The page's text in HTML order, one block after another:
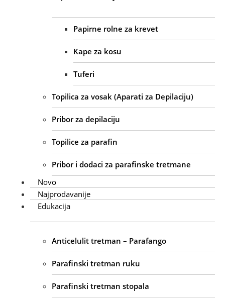
Papirne rolne za krevet
Kape za kosu
Tuferi
Topilica za vosak (Aparati za Depilaciju)
Pribor za depilaciju
Topilice za parafin
Pribor i dodaci za parafinske tretmane
Novo
Najprodavanije
Edukacija
Anticelulit tretman – Parafango
Parafinski tretman ruku
Parafinski tretman stopala